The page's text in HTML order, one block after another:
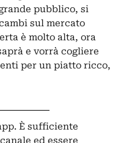
pubblico, si
sul mercato
è molto alta, ora
e vorrà cogliere
per un piatto ricco,
È sufficiente
ed essere